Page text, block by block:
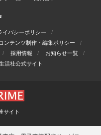
イバシーポリシー
コンテンツ制作・編集ポリシー
採用情報
お知らせ一覧
活社公式サイト
サイト